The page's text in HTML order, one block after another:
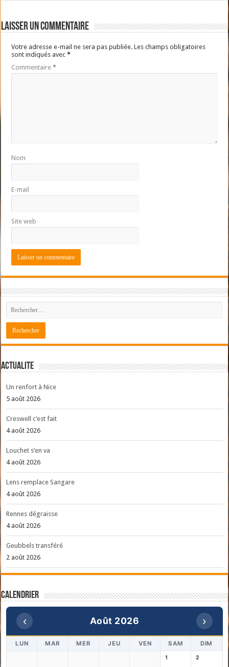
Laisser un commentaire
Votre adresse e-mail ne sera pas publiée. Les champs obligatoires
sont indiqués avec*
Commentaire*
Nom
E-mail
Site web
ACTUALITE
Un renfort à Nice
5 août 2026
Creswell c’est fait
4 août 2026
Louchet s’en va
4 août 2026
Lens remplace Sangare
4 août 2026
Rennes dégraisse
4 août 2026
Geubbels transféré
2 août 2026
Calendrier
‹ Août 2026 ›
LUN MAR MER JEU VEN SAM DIM
1 2